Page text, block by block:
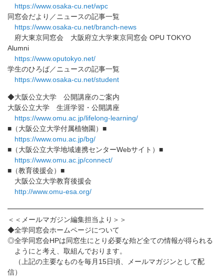
https://www.osaka-cu.net/wpc
同窓会だより／ニュースの記事一覧
https://www.osaka-cu.net/branch-news
府大東京同窓会 大阪府立大学東京同窓会 OPU TOKYO
Alumni
https://www.oputokyo.net/
学生のひろば／ニュースの記事一覧
https://www.osaka-cu.net/student
◆大阪公立大学 公開講座のご案内
大阪公立大学 生涯学習・公開講座
https://www.omu.ac.jp/lifelong-learning/
■（大阪公立大学付属植物園）■
https://www.omu.ac.jp/bg/
■（大阪公立大学地域連携センターWebサイト）■
https://www.omu.ac.jp/connect/
■（教育後援会）■
大阪公立大学教育後援会
http://www.omu-esa.org/
━━━━━━━━━━━━━━━━━━━━━━━━━━━━
＜＜メールマガジン編集担当より＞＞
◆全学同窓会ホームページについて
◎全学同窓会HPは同窓生にとり必要な殆ど全ての情報が得られる
ようにと考え、取組んでおります。
（上記の主要なものを毎月15日頃、メールマガジンとして配
信）